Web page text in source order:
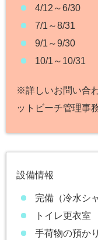
4/12～6/30
7/1～8/31 9
9/1～9/30 9
10/1～10/31
※詳しいお問い合
ットビーチ管理事
設備情報
完備（冷水シ
トイレ更衣
手荷物の預か